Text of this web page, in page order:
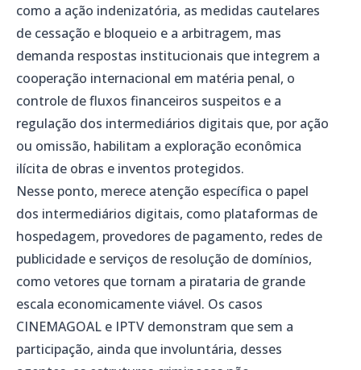
como a ação indenizatória, as medidas cautelares
de cessação e bloqueio e a arbitragem, mas
demanda respostas institucionais que integrem a
cooperação internacional em matéria penal, o
controle de fluxos financeiros suspeitos e a
regulação dos intermediários digitais que, por ação
ou omissão, habilitam a exploração econômica
ilícita de obras e inventos protegidos.
Nesse ponto, merece atenção específica o papel
dos intermediários digitais, como plataformas de
hospedagem, provedores de pagamento, redes de
publicidade e serviços de resolução de domínios,
como vetores que tornam a pirataria de grande
escala economicamente viável. Os casos
CINEMAGOAL e IPTV demonstram que sem a
participação, ainda que involuntária, desses